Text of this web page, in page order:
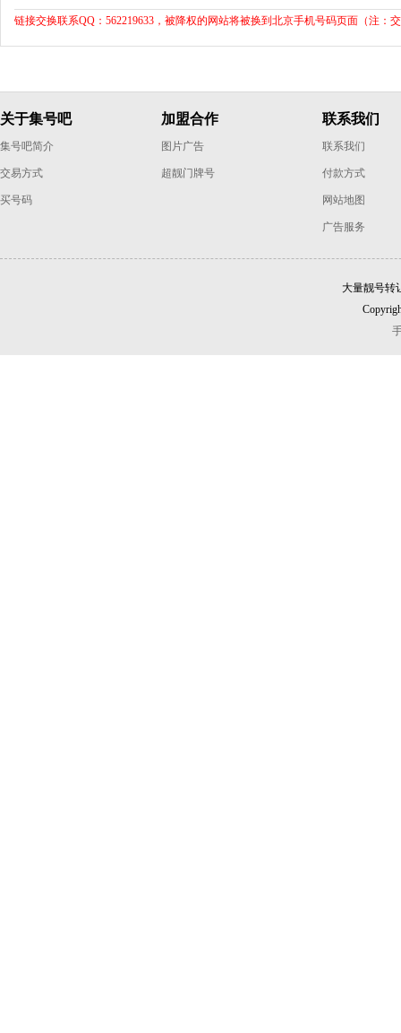
链接交换联系QQ：562219633，被降权的网站将被换到北京手机号码页面（注：
关于集号吧
集号吧简介
交易方式
买号码
加盟合作
图片广告
超靓门牌号
联系我们
联系我们
付款方式
网站地图
广告服务
大量靓号转